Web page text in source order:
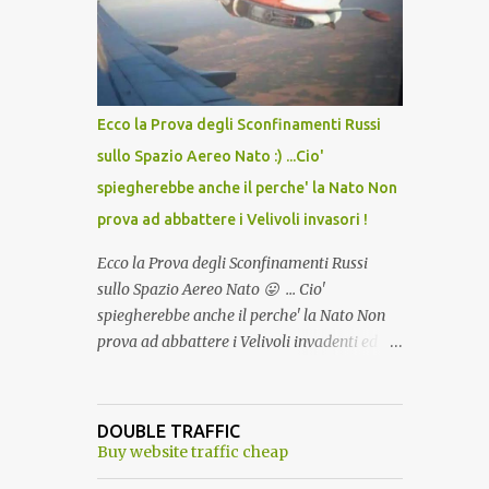
lo scopo della temperatura? Qualcuno a suo
tempo ribattezzo' il Vaccino come: l' Amaro
del Capo, era "spettacolare Ghiacciato, ma
andava bene anche, a Temperatura
Ambiente"! Riproponiamo l'articolo per NON
Ecco la Prova degli Sconfinamenti Russi
sullo Spazio Aereo Nato :) ...Cio'
spiegherebbe anche il perche' la Nato Non
prova ad abbattere i Velivoli invasori !
Ecco la Prova degli Sconfinamenti Russi
sullo Spazio Aereo Nato 😛 ... Cio'
spiegherebbe anche il perche' la Nato Non
prova ad abbattere i Velivoli invadenti ed
alcuna notizia di un'invasione dello spazio
aereo NATO da parte di un robot chiamato
DOUBLE TRAFFIC
Buy website traffic cheap